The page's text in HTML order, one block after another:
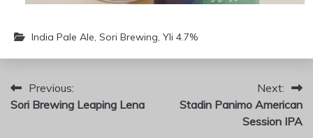
India Pale Ale, Sori Brewing, Yli 4.7%
Artikkelien
selaus
Previous:
Sori Brewing Leaping Lena
Next:
Stadin Panimo American
Session IPA